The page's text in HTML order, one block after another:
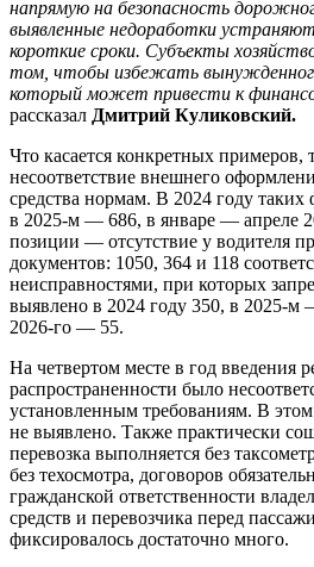
напрямую на безопасность
выявленные недоработки
короткие сроки. Субъекты
том, чтобы избежать
который может привести к
рассказал Дмитрий Куликовский.
Что касается конкретных
несоответствие внешнего
средства нормам. В 2024 году таких
в 2025-м — 686, в январе — апреле
позиции — отсутствие у водителя
документов: 1050, 364 и 118
неисправностями, при которых
выявлено в 2024 году 350, в 2025-
2026-го — 55.
На четвертом месте в год введения
распространенности было
установленным требованиям. В
не выявлено. Также практически
перевозка выполняется без
без техосмотра, договоров
гражданской ответственности
средств и перевозчика перед
фиксировалось достаточно много.